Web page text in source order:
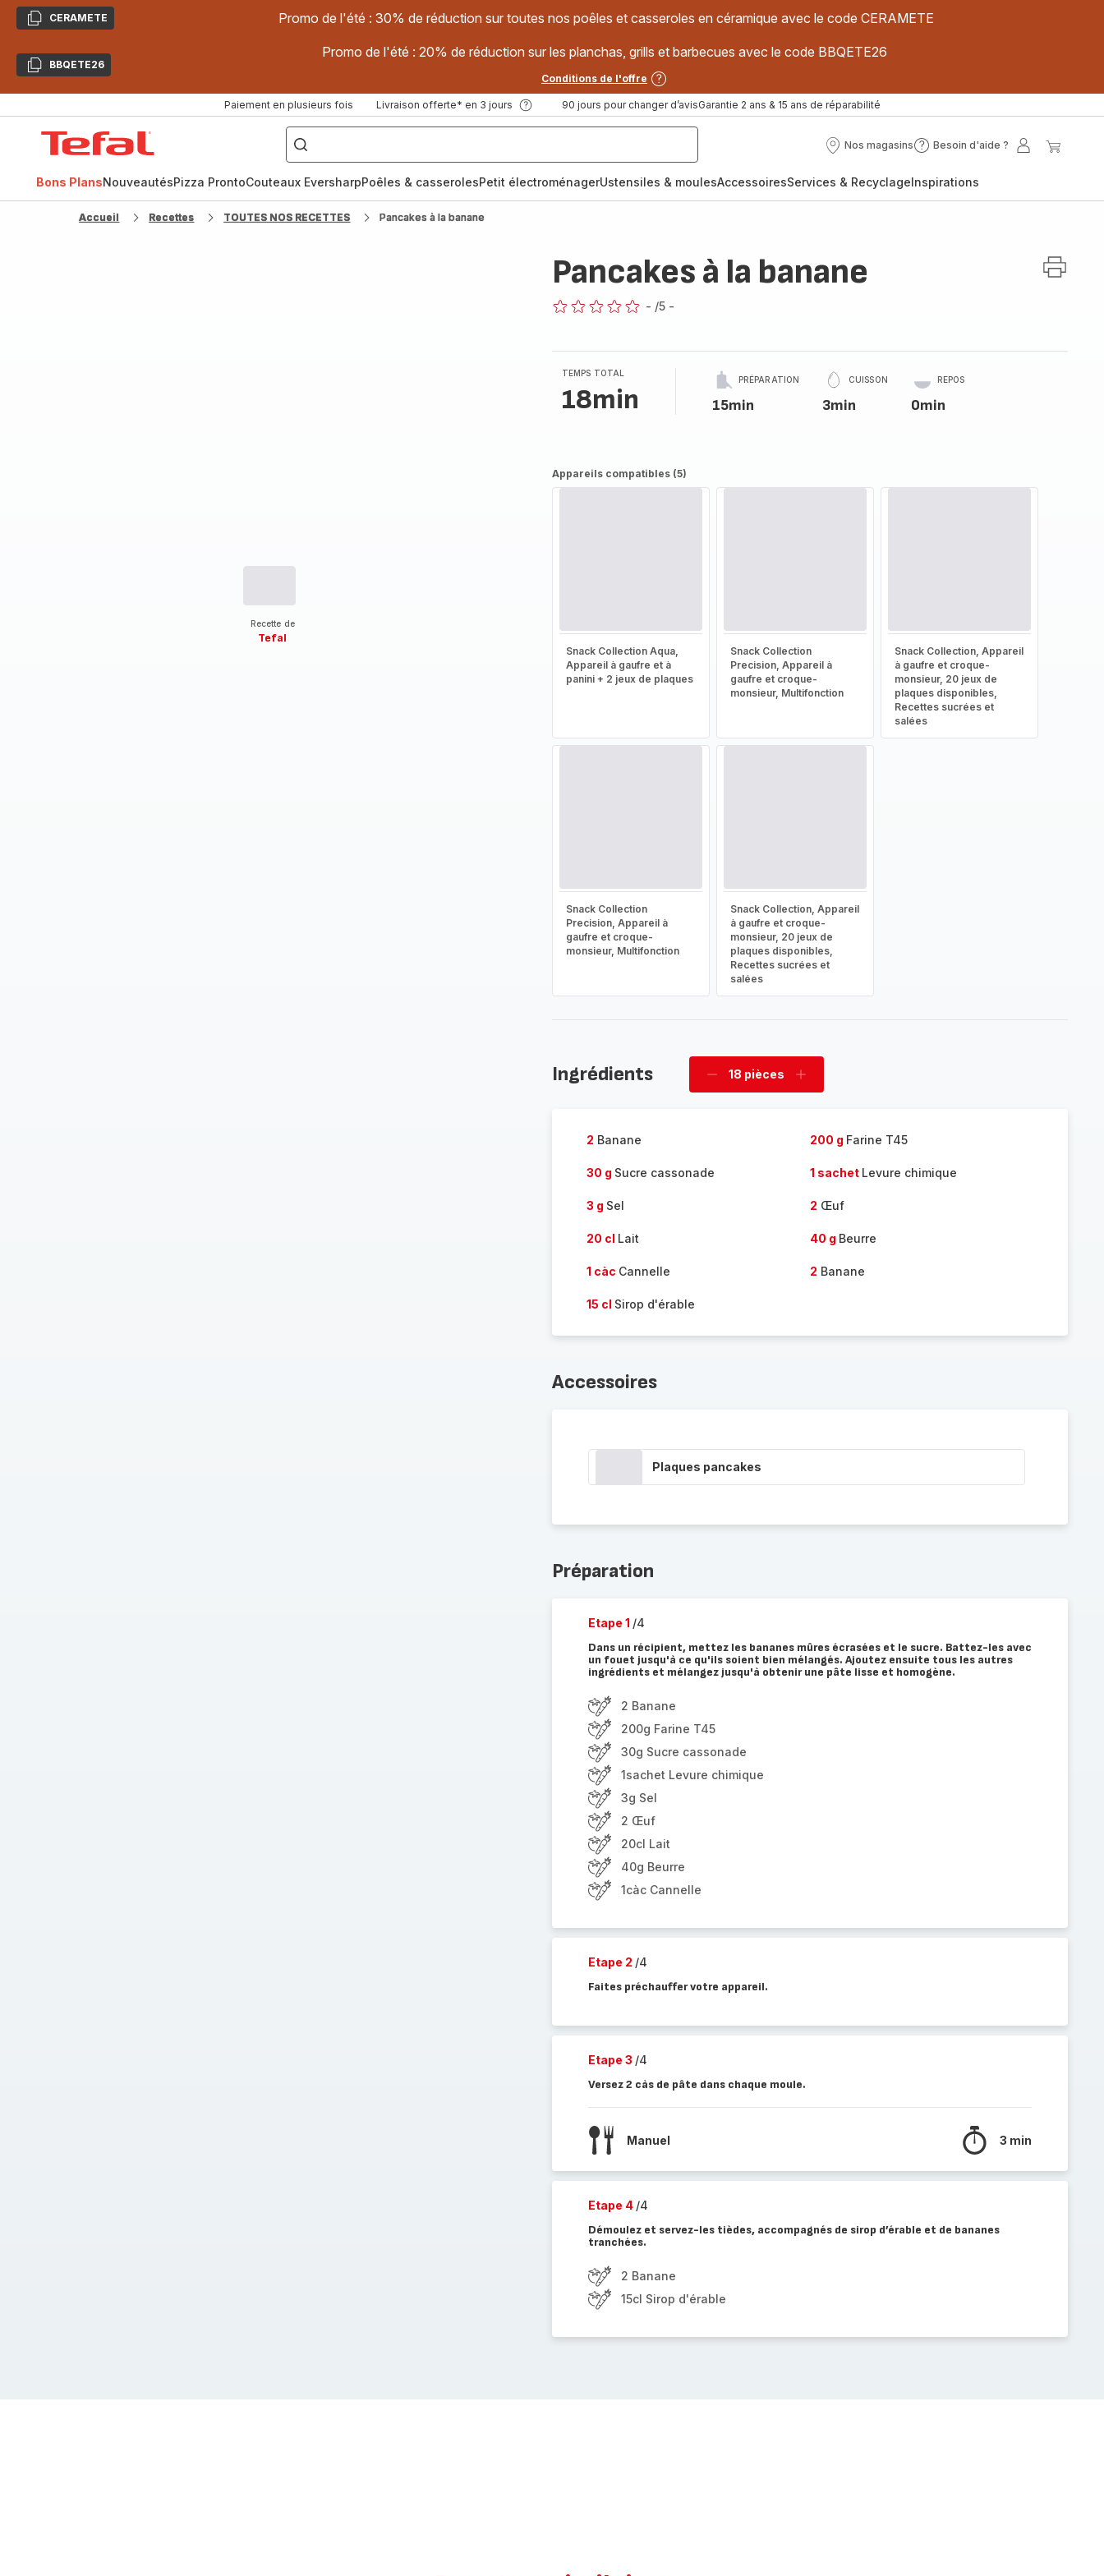
CopierCERAMETE Promo de l'été : 30% de réduction sur toutes nos poêles et casseroles en céramique avec le code CERAMETE
CopierBBQETE26
Promo de l'été : 20% de réduction sur les planchas, grills et barbecues avec le code BBQETE26
Conditions de l'offre
Paiement en plusieurs fois Livraison offerte* en 3 jours 90 jours pour changer d’avisGarantie 2 ans & 15 ans de réparabilité
["Poêles
inox,
Cake
Factory,
Nos magasins
Nos
Besoin d'aide ?
Besoin
?
Mon
Bons PlansNouveautésPizza ProntoCouteaux EversharpPoêles & casserolesPetit électroménagerUstensiles & moulesAccessoiresServices & RecyclageInspirations
Accueil Recettes TOUTES NOS RECETTES Pancakes à la banane
Recette de
Tefal
Pancakes à la banane
- /5 -
TEMPS TOTAL
18min
PRÉPARATION
15min
CUISSON
3min
REPOS
0min
Appareils compatibles (5)
Snack Collection Aqua,
Appareil à gaufre et à
panini + 2 jeux de plaques
Snack Collection
Precision, Appareil à
gaufre et croque-
monsieur, Multifonction
Snack Collection, Appareil
à gaufre et croque-
monsieur, 20 jeux de
plaques disponibles,
Recettes sucrées et
salées
Snack Collection
Precision, Appareil à
gaufre et croque-
monsieur, Multifonction
Snack Collection, Appareil
à gaufre et croque-
monsieur, 20 jeux de
plaques disponibles,
Recettes sucrées et
salées
Ingrédients
Supprimer
18 pièces
Ajouter
2 Banane 200 g Farine T45
30 g Sucre cassonade 1 sachet Levure chimique
3 g Sel 2 Œuf
20 cl Lait 40 g Beurre
1 càc Cannelle 2 Banane
15 cl Sirop d'érable
Accessoires
Plaques pancakes
Préparation
Etape 1 /4
Dans un récipient, mettez les bananes mûres écrasées et le sucre. Battez-les avec
un fouet jusqu'à ce qu'ils soient bien mélangés. Ajoutez ensuite tous les autres
ingrédients et mélangez jusqu'à obtenir une pâte lisse et homogène.
2 Banane
200g Farine T45
30g Sucre cassonade
1sachet Levure chimique
3g Sel
2 Œuf
20cl Lait
40g Beurre
1càc Cannelle
Etape 2 /4
Faites préchauffer votre appareil.
Etape 3 /4
Versez 2 càs de pâte dans chaque moule.
Manuel 3 min
Etape 4 /4
Démoulez et servez-les tièdes, accompagnés de sirop d’érable et de bananes
tranchées.
2 Banane
15cl Sirop d'érable